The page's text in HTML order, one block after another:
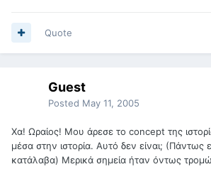
Quote
Guest
Posted May 11, 2005
Χα! Ωραίος! Μου άρεσε το concept της
μέσα στην ιστορία. Αυτό δεν είναι; (Πάντως
κατάλαβα) Μερικά σημεία ήταν όντως